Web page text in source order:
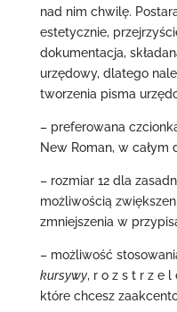
nad nim chwilę.
estetycznie,
dokumentacja,
urzędowy, dlatego
tworzenia pisma
– preferowana
New Roman, w całym
– rozmiar 12 dla
możliwością
zmniejszenia w
– możliwość
kursywy, r o z s t r z e l
które chcesz